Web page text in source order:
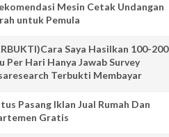
Mesin Cetak Undangan
untuk Pemula
Saya Hasilkan 100-200
Per Hari Hanya Jawab Survey
Terbukti Membayar
Pasang Iklan Jual Rumah Dan
Gratis